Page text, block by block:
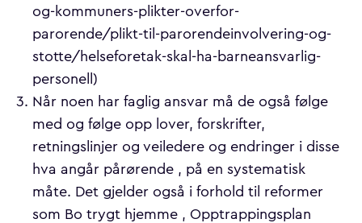
og-kommuners-plikter-overfor-
parorende/plikt-til-parorendeinvolvering-og-
stotte/helseforetak-skal-ha-barneansvarlig-
personell)
Når noen har faglig ansvar må de også følge
med og følge opp lover, forskrifter,
retningslinjer og veiledere og endringer i disse
hva angår pårørende , på en systematisk
måte. Det gjelder også i forhold til reformer
som Bo trygt hjemme , Opptrappingsplan